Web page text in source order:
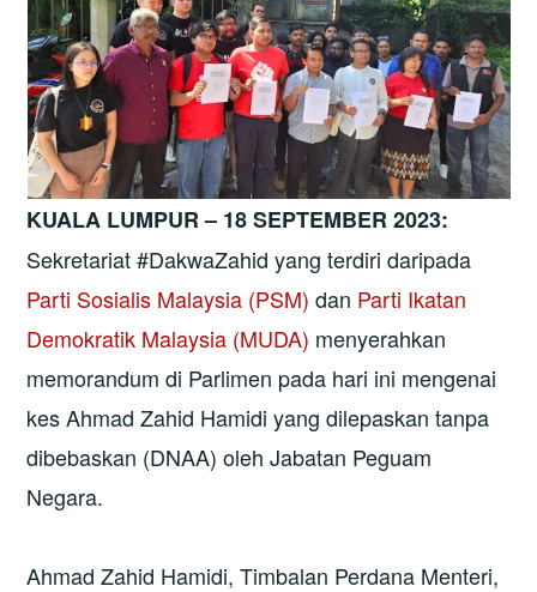
KUALA LUMPUR – 18 SEPTEMBER 2023:
Sekretariat #DakwaZahid yang terdiri daripada
Parti Sosialis Malaysia (PSM) dan Parti Ikatan
Demokratik Malaysia (MUDA) menyerahkan
memorandum di Parlimen pada hari ini mengenai
kes Ahmad Zahid Hamidi yang dilepaskan tanpa
dibebaskan (DNAA) oleh Jabatan Peguam
Negara.
Ahmad Zahid Hamidi, Timbalan Perdana Menteri,